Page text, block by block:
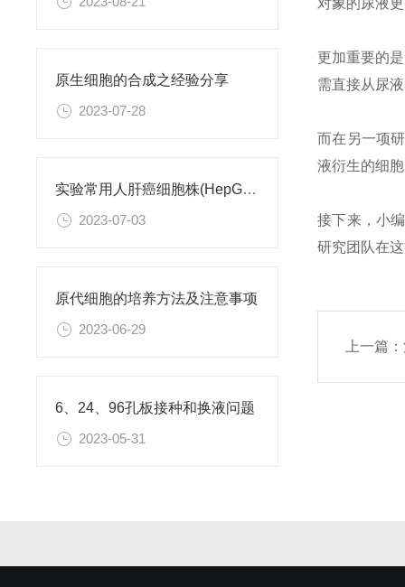
原生细胞的合成之经验分享
2023-07-28
实验常用人肝癌细胞株(HepG2/Hep3B,HuH-7,MHCC97H,PLC/PRF/5)怎么选？
2023-07-03
原代细胞的培养方法及注意事项
2023-06-29
6、24、96孔板接种和换液问题
2023-05-31
对象的尿液
更加重要的
需直接从尿
而在另一项
液衍生的细
接下来，小
研究团队在
上一篇：